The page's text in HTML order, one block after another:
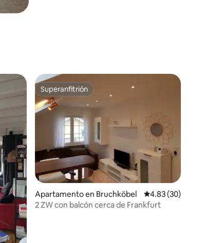
Superanfitrión
Superanfitrión
Apartamento en Bruchköbel Calificación
4.83 (30)
2 ZW con balcón cerca de Frankfurt